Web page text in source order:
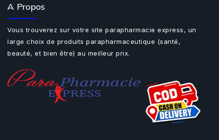
A Propos
Vous trouverez sur votre site parapharmacie express, un
large choix de produits parapharmaceutique (santé,
beauté, et bien être) au meilleur prix.